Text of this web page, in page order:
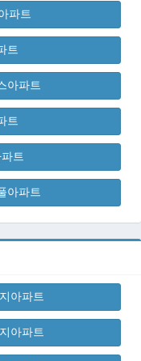
파트
트
아파트
트
트
아파트
아파트
아파트